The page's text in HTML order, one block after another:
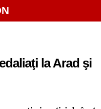
la Arad şi